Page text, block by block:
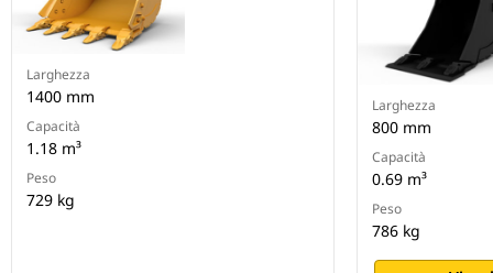
Larghezza
1400 mm
Capacità
1.18 m³
Peso
729 kg
Larghezza
800 mm
Capacità
0.69 m³
Peso
786 kg